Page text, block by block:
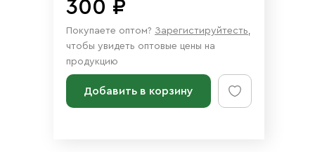
300 ₽
Покупаете оптом? Зарегистируйтесть,
чтобы увидеть оптовые цены на
продукцию
Добавить в корзину